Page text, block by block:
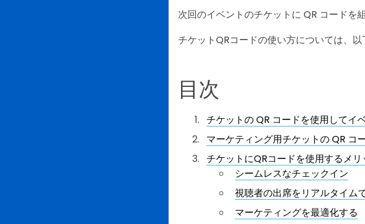
次回のイベントのチケットに QR コードを
チケットQRコードの使い方については、以
目次
チケットの QR コードを使用してイ
マーケティング用チケットの QR コ
チケットにQRコードを使用するメリ
シームレスなチェックイン
視聴者の出席をリアルタイム
マーケティングを最適化する